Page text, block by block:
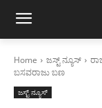
Home ಜಸ್ಟ್ ನ್ಯೂಸ್
ಬಸವರಾಜು ಬಣ
ಜಸ್ಟ್ ನ್ಯೂಸ್